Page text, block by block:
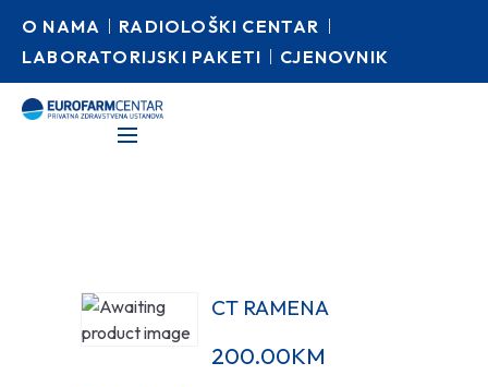
O NAMA
RADIOLOŠKI CENTAR
LABORATORIJSKI PAKETI
CJENOVNIK
CT RAMENA
200.00KM